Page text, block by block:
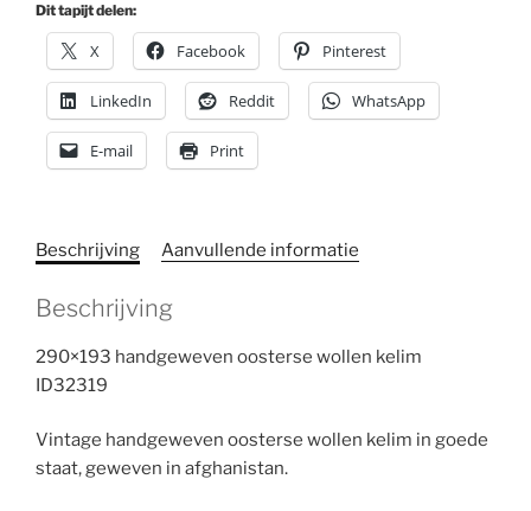
Dit tapijt delen:
X Facebook Pinterest
LinkedIn Reddit WhatsApp
E-mail Print
Beschrijving Aanvullende informatie
Beschrijving
290×193 handgeweven oosterse wollen kelim
ID32319
Vintage handgeweven oosterse wollen kelim in goede
staat, geweven in afghanistan.